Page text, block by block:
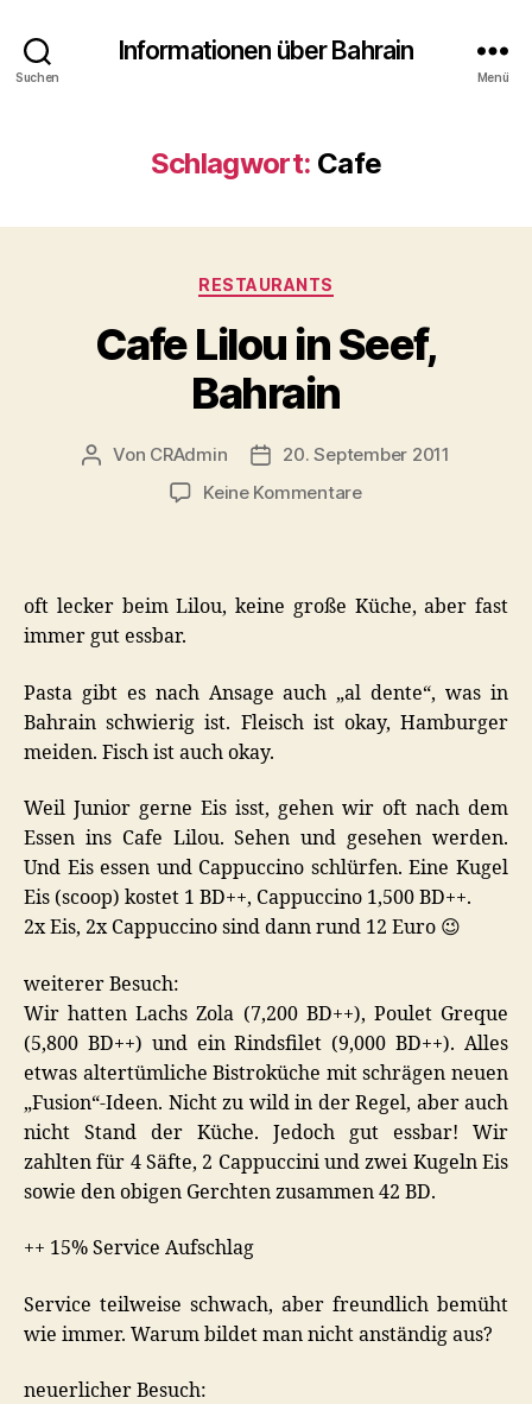
Suchen
Informationen über Bahrain
Menü
Schlagwort: Cafe
Kategorien
RESTAURANTS
Cafe Lilou in Seef,
Bahrain
Beitragsautor
Von CRAdmin Veröffentlichungsdatum
20. September 2011
Keine Kommentarezu
Seef,
Bahrain
oft lecker beim Lilou, keine große Küche, aber fast
immer gut essbar.
Pasta gibt es nach Ansage auch „al dente“, was in
Bahrain schwierig ist. Fleisch ist okay, Hamburger
meiden. Fisch ist auch okay.
Weil Junior gerne Eis isst, gehen wir oft nach dem
Essen ins Cafe Lilou. Sehen und gesehen werden.
Und Eis essen und Cappuccino schlürfen. Eine Kugel
Eis (scoop) kostet 1 BD++, Cappuccino 1,500 BD++.
2x Eis, 2x Cappuccino sind dann rund 12 Euro 😉
weiterer Besuch:
Wir hatten Lachs Zola (7,200 BD++), Poulet Greque
(5,800 BD++) und ein Rindsfilet (9,000 BD++). Alles
etwas altertümliche Bistroküche mit schrägen neuen
„Fusion“-Ideen. Nicht zu wild in der Regel, aber auch
nicht Stand der Küche. Jedoch gut essbar! Wir
zahlten für 4 Säfte, 2 Cappuccini und zwei Kugeln Eis
sowie den obigen Gerchten zusammen 42 BD.
++ 15% Service Aufschlag
Service teilweise schwach, aber freundlich bemüht
wie immer. Warum bildet man nicht anständig aus?
neuerlicher Besuch: